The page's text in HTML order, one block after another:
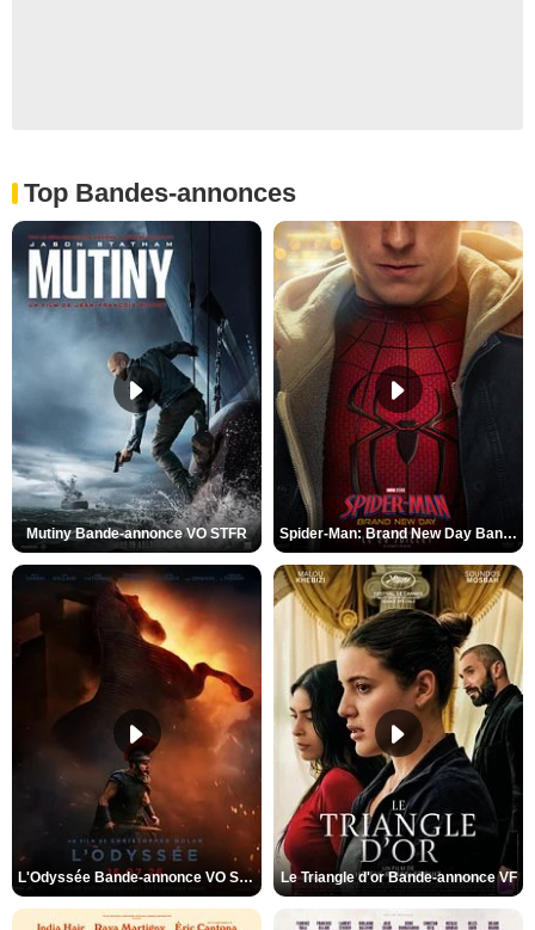
Top Bandes-annonces
Mutiny Bande-annonce VO STFR Spider-Man: Brand New Day Bande-annonce VO STFR
L'Odyssée Bande-annonce VO STFR Le Triangle d'or Bande-annonce VF